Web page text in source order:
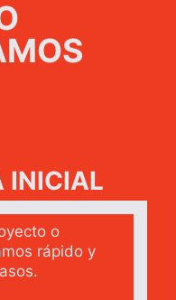
INICIAL
o
rápido y